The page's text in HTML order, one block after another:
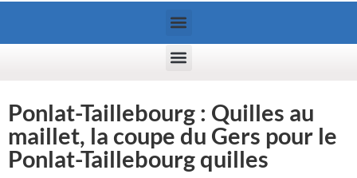
Ponlat-Taillebourg : Quilles au
maillet, la coupe du Gers pour le
Ponlat-Taillebourg quilles